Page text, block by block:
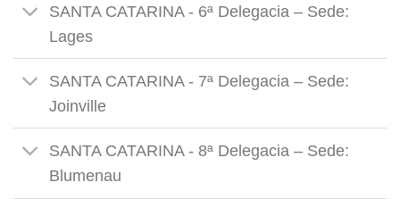
SANTA CATARINA - 6ª Delegacia – Sede:
Lages
SANTA CATARINA - 7ª Delegacia – Sede:
Joinville
SANTA CATARINA - 8ª Delegacia – Sede:
Blumenau